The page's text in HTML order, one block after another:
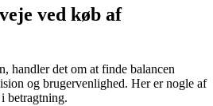
ved køb af
handler det om at finde balancen
og brugervenlighed. Her er nogle af
betragtning.